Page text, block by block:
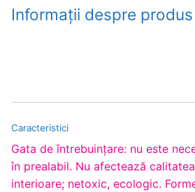
Informații despre produs
Caracteristici
Gata de întrebuinţare: nu este
în prealabil. Nu afectează
interioare; netoxic, ecologic.